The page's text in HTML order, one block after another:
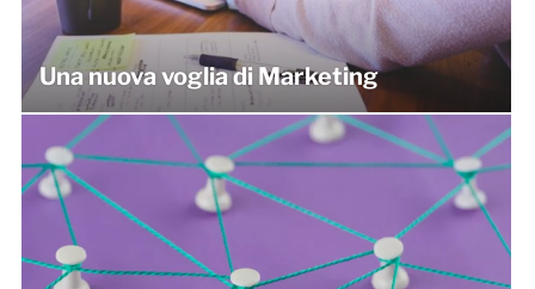
Una nuova voglia di Marketing